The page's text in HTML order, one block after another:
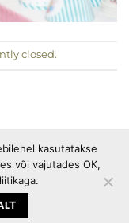
closed.
kasutatakse
või vajutades OK,